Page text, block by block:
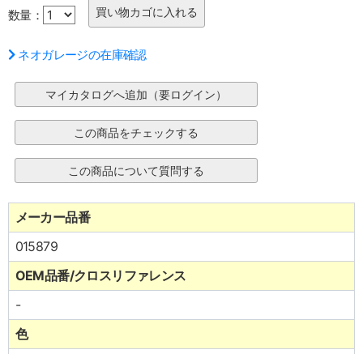
数量：
ネオガレージの在庫確認
メーカー品番
015879
OEM品番/クロスリファレンス
-
色